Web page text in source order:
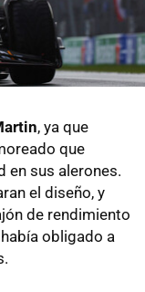
, ya que
que
en sus alerones.
el diseño, y
de rendimiento
obligado a